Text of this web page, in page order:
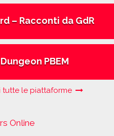
– Racconti da GdR
Dungeon PBEM
tutte le piattaforme
Online